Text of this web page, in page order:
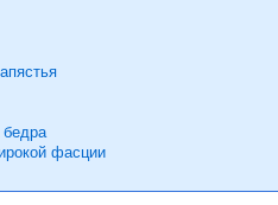
фасции